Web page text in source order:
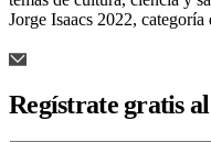
Jorge Isaacs 2022, categoría
Regístrate gratis